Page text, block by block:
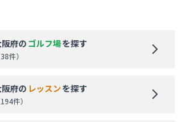
府の ゴルフ場を探す
38件）
府の レッスンを探す
194件）